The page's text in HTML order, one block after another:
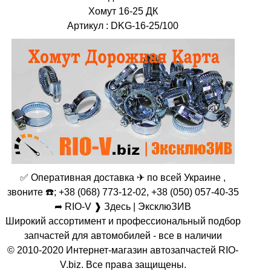
Хомут 16-25 ДК
Артикул : DKG-16-25/100
✅ Оперативная доставка ✈ по всей Украине ,
звоните ☎️; +38 (068) 773-12-02, +38 (050) 057-40-35
➦ RIO-V ❱ Здесь | ЭксклюЗИВ
Широкий ассортимент и профессиональный подбор
запчастей для автомобилей - все в наличии
© 2010-2020 Интернет-магазин автозапчастей RIO-
V.biz. Все права защищены.